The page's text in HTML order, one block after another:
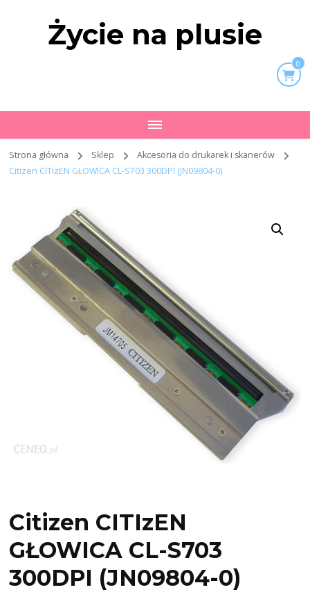
Życie na plusie
0
Strona główna Sklep
Akcesoria do drukarek i skanerów
Citizen CITIzEN GŁOWICA CL-S703 300DPI (JN09804-0)
Citizen CITIzEN
GŁOWICA CL-S703
300DPI (JN09804-0)